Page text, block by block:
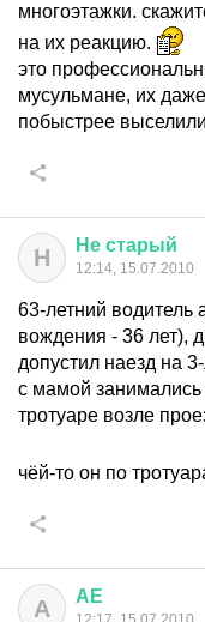
многоэтажки.
на их реакцию.
это
мусульмане, их
побыстрее
Н Не старый
12:14, 15.07.2010
63-летний
вождения - 36 лет),
допустил наезд на
с мамой
тротуаре возле
чёй-то он по
А АЕ